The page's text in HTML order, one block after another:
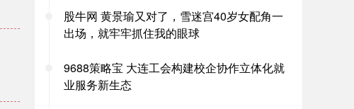
股牛网 黄景瑜又对了，雪迷宫40岁女配角一
出场，就牢牢抓住我的眼球
9688策略宝 大连工会构建校企协作立体化就
业服务新生态